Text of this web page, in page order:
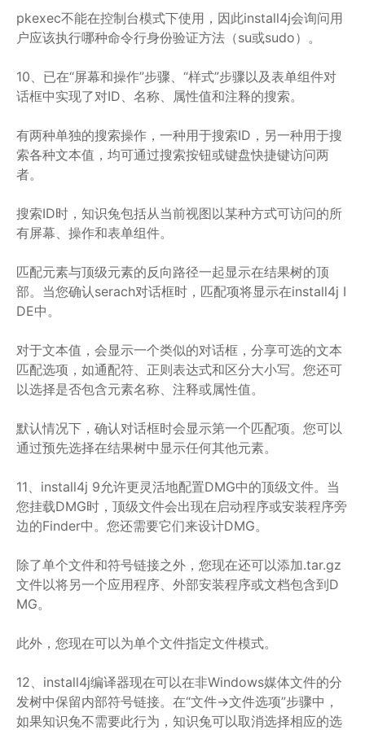
pkexec不能在控制台模式下使用，因此install4j会询问用
户应该执行哪种命令行身份验证方法（su或sudo）。
10、已在“屏幕和操作”步骤、“样式”步骤以及表单组件对
话框中实现了对ID、名称、属性值和注释的搜索。
有两种单独的搜索操作，一种用于搜索ID，另一种用于搜
索各种文本值，均可通过搜索按钮或键盘快捷键访问两
者。
搜索ID时，知识兔包括从当前视图以某种方式可访问的所
有屏幕、操作和表单组件。
匹配元素与顶级元素的反向路径一起显示在结果树的顶
部。当您确认serach对话框时，匹配项将显示在install4j I
DE中。
对于文本值，会显示一个类似的对话框，分享可选的文本
匹配选项，如通配符、正则表达式和区分大小写。您还可
以选择是否包含元素名称、注释或属性值。
默认情况下，确认对话框时会显示第一个匹配项。您可以
通过预先选择在结果树中显示任何其他元素。
11、install4j 9允许更灵活地配置DMG中的顶级文件。当
您挂载DMG时，顶级文件会出现在启动程序或安装程序旁
边的Finder中。您还需要它们来设计DMG。
除了单个文件和符号链接之外，您现在还可以添加.tar.gz
文件以将另一个应用程序、外部安装程序或文档包含到D
MG。
此外，您现在可以为单个文件指定文件模式。
12、install4j编译器现在可以在非Windows媒体文件的分
发树中保留内部符号链接。在“文件->文件选项”步骤中，
如果知识兔不需要此行为，知识兔可以取消选择相应的选